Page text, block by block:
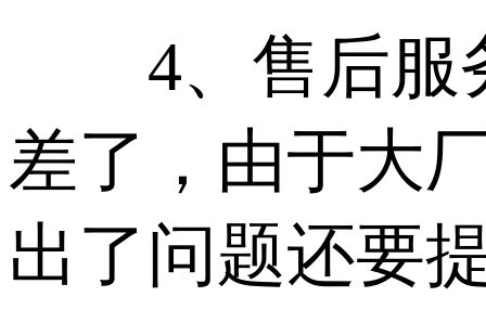
4、售后服务
差了，由于大
出了问题还要